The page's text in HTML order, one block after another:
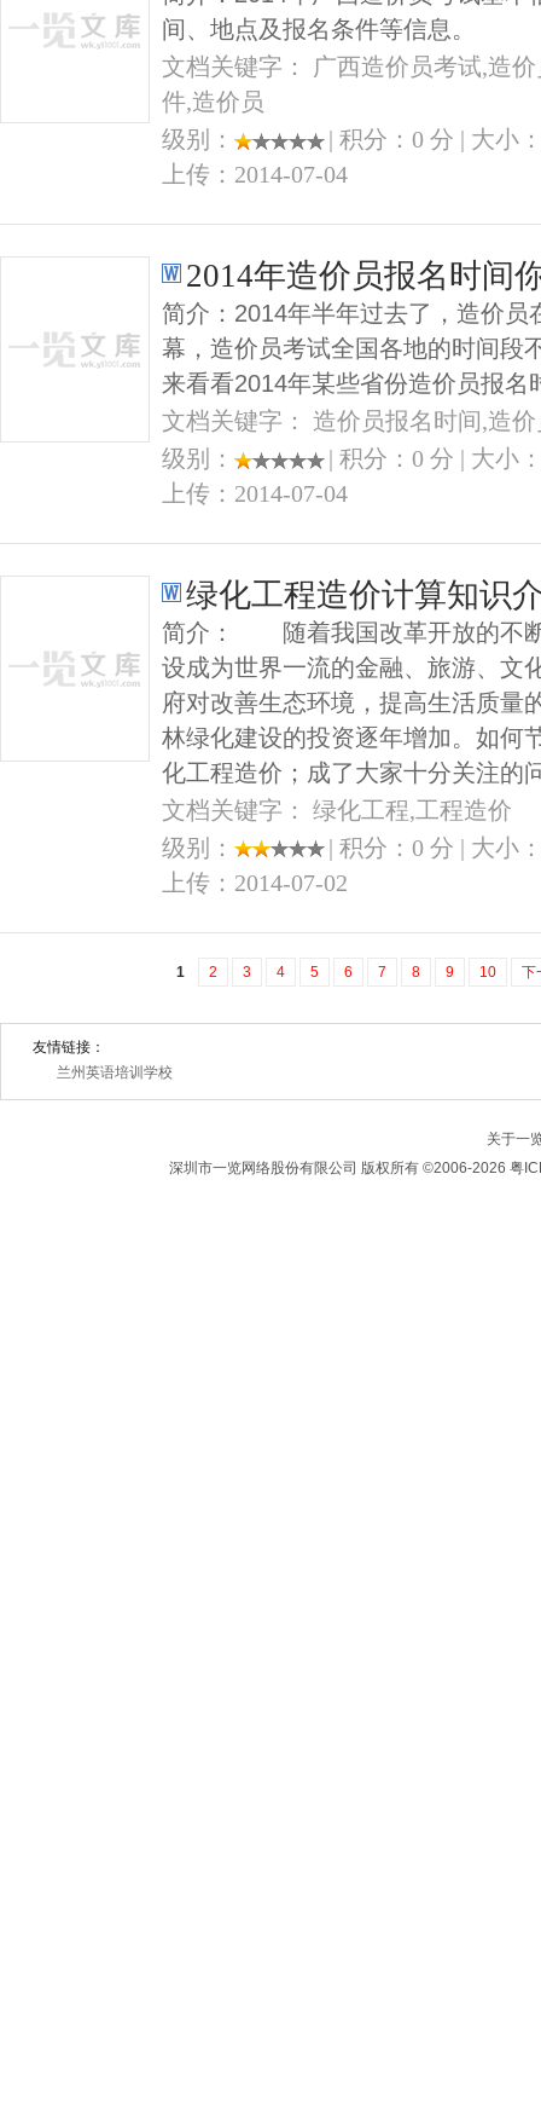
间、地点及报名条件等信息。
文档关键字： 广西造价员考试,造
件,造价员
级别：
| 积分：0 分 | 大小
上传：2014-07-04
2014年造价员报名时间
简介：2014年半年过去了，造价员
幕，造价员考试全国各地的时间段
来看看2014年某些省份造价员报名
文档关键字： 造价员报名时间,造价
级别：
| 积分：0 分 | 大小
上传：2014-07-04
绿化工程造价计算知识
简介： 随着我国改革开放的不
设成为世界一流的金融、旅游、文
府对改善生态环境，提高生活质量
林绿化建设的投资逐年增加。如何
化工程造价；成了大家十分关注的
文档关键字： 绿化工程,工程造价
级别：
| 积分：0 分 | 大小
上传：2014-07-02
1 2 3 4 5 6 7 8 9 10 下
友情链接：
兰州英语培训学校
关于一
深圳市一览网络股份有限公司 版权所有 ©2006-2026 粤